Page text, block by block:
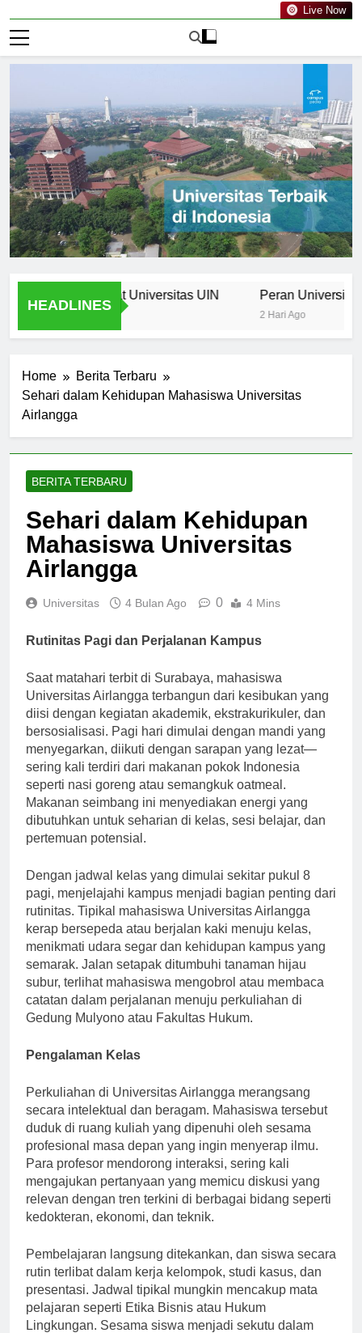
Live Now
HEADLINES
Curriculum at Universitas UIN Peran Universitas UIN
2 Hari Ago
Home
Berita Terbaru
Sehari dalam Kehidupan Mahasiswa Universitas
Airlangga
BERITA TERBARU
Sehari dalam Kehidupan
Mahasiswa Universitas
Airlangga
Universitas 4 Bulan Ago 0 4 Mins
Rutinitas Pagi dan Perjalanan Kampus
Saat matahari terbit di Surabaya, mahasiswa
Universitas Airlangga terbangun dari kesibukan yang
diisi dengan kegiatan akademik, ekstrakurikuler, dan
bersosialisasi. Pagi hari dimulai dengan mandi yang
menyegarkan, diikuti dengan sarapan yang lezat—
sering kali terdiri dari makanan pokok Indonesia
seperti nasi goreng atau semangkuk oatmeal.
Makanan seimbang ini menyediakan energi yang
dibutuhkan untuk seharian di kelas, sesi belajar, dan
pertemuan potensial.
Dengan jadwal kelas yang dimulai sekitar pukul 8
pagi, menjelajahi kampus menjadi bagian penting dari
rutinitas. Tipikal mahasiswa Universitas Airlangga
kerap bersepeda atau berjalan kaki menuju kelas,
menikmati udara segar dan kehidupan kampus yang
semarak. Jalan setapak ditumbuhi tanaman hijau
subur, terlihat mahasiswa mengobrol atau membaca
catatan dalam perjalanan menuju perkuliahan di
Gedung Mulyono atau Fakultas Hukum.
Pengalaman Kelas
Perkuliahan di Universitas Airlangga merangsang
secara intelektual dan beragam. Mahasiswa tersebut
duduk di ruang kuliah yang dipenuhi oleh sesama
profesional masa depan yang ingin menyerap ilmu.
Para profesor mendorong interaksi, sering kali
mengajukan pertanyaan yang memicu diskusi yang
relevan dengan tren terkini di berbagai bidang seperti
kedokteran, ekonomi, dan teknik.
Pembelajaran langsung ditekankan, dan siswa secara
rutin terlibat dalam kerja kelompok, studi kasus, dan
presentasi. Jadwal tipikal mungkin mencakup mata
pelajaran seperti Etika Bisnis atau Hukum
Lingkungan. Sesama siswa menjadi sekutu dalam